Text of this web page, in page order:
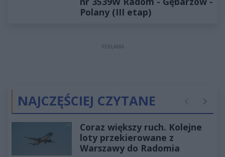
Polany (III etap)
REKLAMA
NAJCZĘŚCIEJ CZYTANE Poprzednie
Coraz większy ruch. Kolejne
loty przekierowane z
Warszawy do Radomia